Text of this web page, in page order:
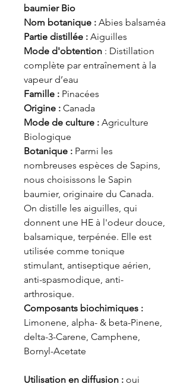
baumier Bio
Nom botanique : Abies balsaméa
Partie distillée : Aiguilles
Mode d'obtention : Distillation
complète par entraînement à la
vapeur d’eau
Famille : Pinacées
Origine : Canada
Mode de culture : Agriculture
Biologique
Botanique : Parmi les
nombreuses espèces de Sapins,
nous choisissons le Sapin
baumier, originaire du Canada.
On distille les aiguilles, qui
donnent une HE à l'odeur douce,
balsamique, terpénée. Elle est
utilisée comme tonique
stimulant, antiseptique aérien,
anti-spasmodique, anti-
arthrosique.
Composants biochimiques :
Limonene, alpha- & beta-Pinene,
delta-3-Carene, Camphene,
Bornyl-Acetate
Utilisation en diffusion : oui